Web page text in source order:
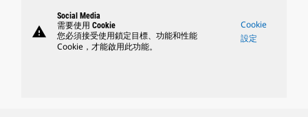
warning
Social Media
需要使用 Cookie
您必須接受使用鎖定目標、功能和性能
Cookie，才能啟用此功能。
Cookie
設定